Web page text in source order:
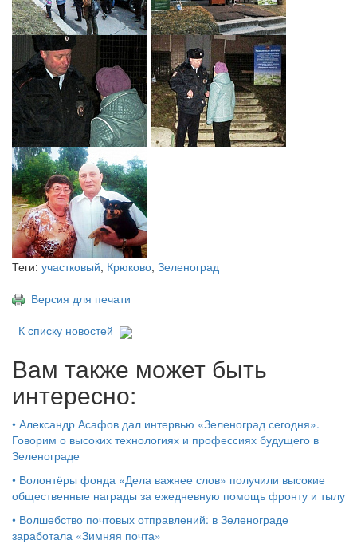
Теги: участковый, Крюково, Зеленоград
Версия для печати
К списку новостей
Вам также может быть
интересно:
• Александр Асафов дал интервью «Зеленоград сегодня».
Говорим о высоких технологиях и профессиях будущего в
Зеленограде
• Волонтёры фонда «Дела важнее слов» получили высокие
общественные награды за ежедневную помощь фронту и тылу
• Волшебство почтовых отправлений: в Зеленограде
заработала «Зимняя почта»